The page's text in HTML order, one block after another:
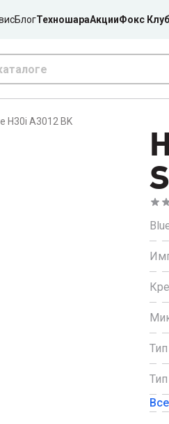
БлогТехношараАкцииФокс Клуб
H30i A3012 BK